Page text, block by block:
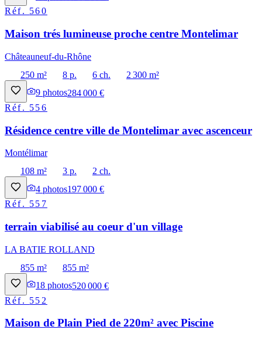
Réf. 560
Maison trés lumineuse proche centre Montelimar
Châteauneuf-du-Rhône
250 m²
8 p. 6 ch.
2 300 m²
9 photos284 000 €
Réf. 556
Résidence centre ville de Montelimar avec ascenceur
Montélimar
108 m²
3 p.
2 ch.
4 photos197 000 €
Réf. 557
terrain viabilisé au coeur d'un village
LA BATIE ROLLAND
855 m²
855 m²
18 photos520 000 €
Réf. 552
Maison de Plain Pied de 220m² avec Piscine